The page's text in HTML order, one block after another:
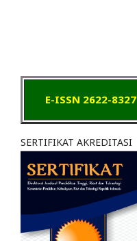
E-ISSN 2622-8327
SERTIFIKAT AKREDITASI